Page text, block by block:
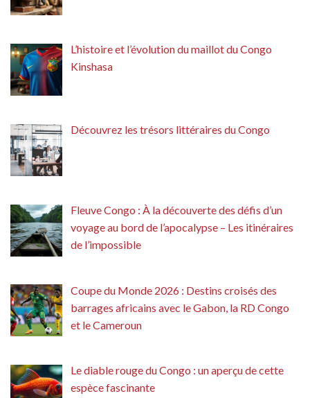
L’histoire et l’évolution du maillot du Congo
Kinshasa
Découvrez les trésors littéraires du Congo
Fleuve Congo : À la découverte des défis d’un
voyage au bord de l’apocalypse – Les itinéraires
de l’impossible
Coupe du Monde 2026 : Destins croisés des
barrages africains avec le Gabon, la RD Congo
et le Cameroun
Le diable rouge du Congo : un aperçu de cette
espèce fascinante